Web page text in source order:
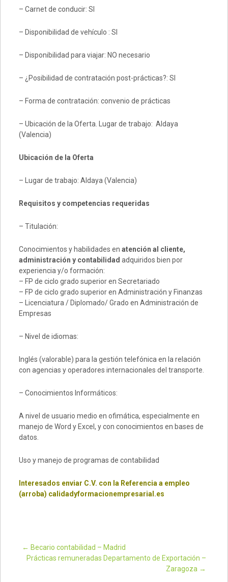
– Carnet de conducir: SI
– Disponibilidad de vehículo : SI
– Disponibilidad para viajar: NO necesario
– ¿Posibilidad de contratación post-prácticas?: SI
– Forma de contratación: convenio de prácticas
– Ubicación de la Oferta. Lugar de trabajo: Aldaya
(Valencia)
Ubicación de la Oferta
– Lugar de trabajo: Aldaya (Valencia)
Requisitos y competencias requeridas
– Titulación:
Conocimientos y habilidades en atención al cliente,
administración y contabilidad adquiridos bien por
experiencia y/o formación:
– FP de ciclo grado superior en Secretariado
– FP de ciclo grado superior en Administración y Finanzas
– Licenciatura / Diplomado/ Grado en Administración de
Empresas
– Nivel de idiomas:
Inglés (valorable) para la gestión telefónica en la relación
con agencias y operadores internacionales del transporte.
– Conocimientos Informáticos:
A nivel de usuario medio en ofimática, especialmente en
manejo de Word y Excel, y con conocimientos en bases de
datos.
Uso y manejo de programas de contabilidad
Interesados enviar C.V. con la Referencia a empleo
(arroba) calidadyformacionempresarial.es
Post navigation
← Becario contabilidad – Madrid
Prácticas remuneradas Departamento de Exportación –
Zaragoza →